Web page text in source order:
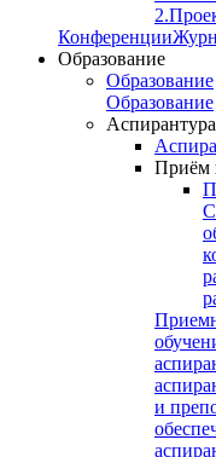
2.
Конференции
Образование
Образование
Образование
Аспирантура
Приём
и